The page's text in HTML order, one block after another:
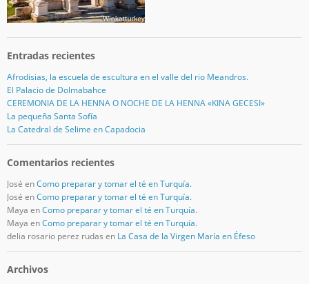
Entradas recientes
Afrodisias, la escuela de escultura en el valle del rio Meandros.
El Palacio de Dolmabahce
CEREMONIA DE LA HENNA O NOCHE DE LA HENNA «KINA GECESI»
La pequeña Santa Sofía
La Catedral de Selime en Capadocia
Comentarios recientes
José enComo preparar y tomar el té en Turquía.
José enComo preparar y tomar el té en Turquía.
Maya enComo preparar y tomar el té en Turquía.
Maya enComo preparar y tomar el té en Turquía.
delia rosario perez rudas en La Casa de la Virgen María en Éfeso
Archivos